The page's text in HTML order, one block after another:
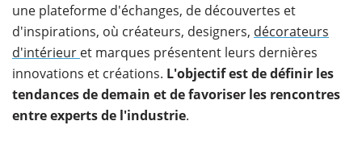
une plateforme d'échanges, de découvertes et
d'inspirations, où créateurs, designers, décorateurs
d'intérieur et marques présentent leurs dernières
innovations et créations. L'objectif est de définir les
tendances de demain et de favoriser les rencontres
entre experts de l'industrie.